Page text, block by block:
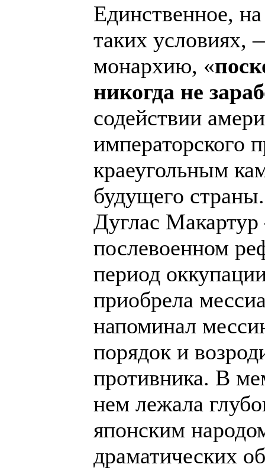
Единственное,
таких условиях,
монархию, «
никогда не
содействии
императорского
краеугольным
будущего страны.
Дуглас
послевоенном
период
приобрела
напоминал
порядок и
противника. В
нем лежала
японским
драматических